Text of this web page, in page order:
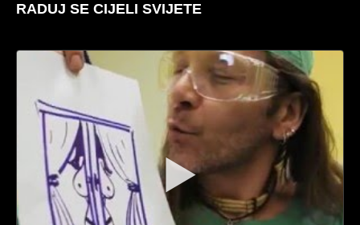
RADUJ SE CIJELI SVIJETE
▶